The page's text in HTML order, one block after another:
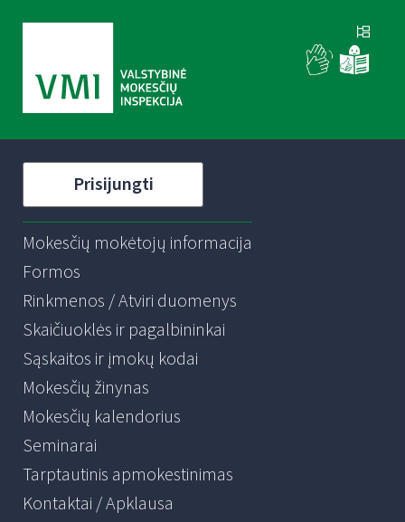
Prisijungti
Mokesčių mokėtojų informacija
Formos
Rinkmenos / Atviri duomenys
Skaičiuoklės ir pagalbininkai
Sąskaitos ir įmokų kodai
Mokesčių žinynas
Mokesčių kalendorius
Seminarai
Tarptautinis apmokestinimas
Kontaktai / Apklausa